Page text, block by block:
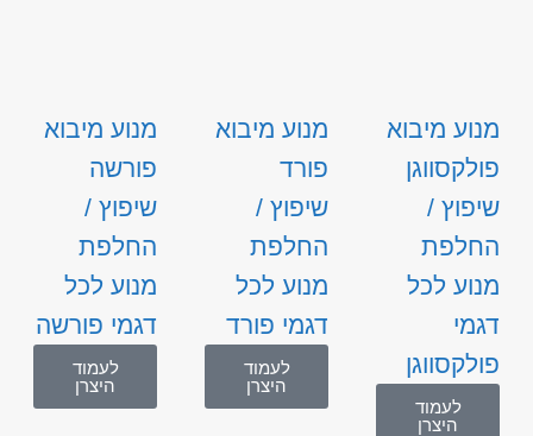
מנוע מיבוא
פולקסווגן
שיפוץ /
החלפת
מנוע לכל
דגמי
פולקסווגן
לעמוד
היצרן
מנוע מיבוא
פורד
שיפוץ /
החלפת
מנוע לכל
דגמי פורד
לעמוד
היצרן
מנוע מיבוא
פורשה
שיפוץ /
החלפת
מנוע לכל
דגמי פורשה
לעמוד
היצרן